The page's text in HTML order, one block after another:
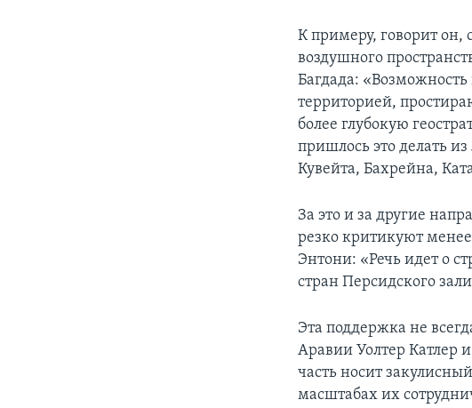
К примеру, говорит он,
воздушного
Багдада:
территорией,
более глубокую
пришлось это делать
Кувейта, Бахрейна,
За это и за другие
резко критикуют
Энтони: «Речь идет о
стран Персидского
Эта поддержка не
Аравии Уолтер Катлер
часть носит
масштабах их